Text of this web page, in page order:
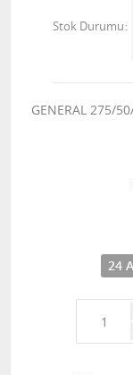
Stok Durumu
GENERAL 275/
24